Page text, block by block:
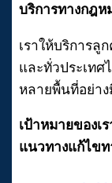
บริการทางกฎห
เราให้บริการ
และทั่วประเทศ
หลายพื้นที่อย่า
เป้าหมายขอ
แนวทางแก้ไข